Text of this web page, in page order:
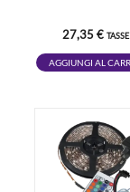
27,35 €
AGGIUNGI AL